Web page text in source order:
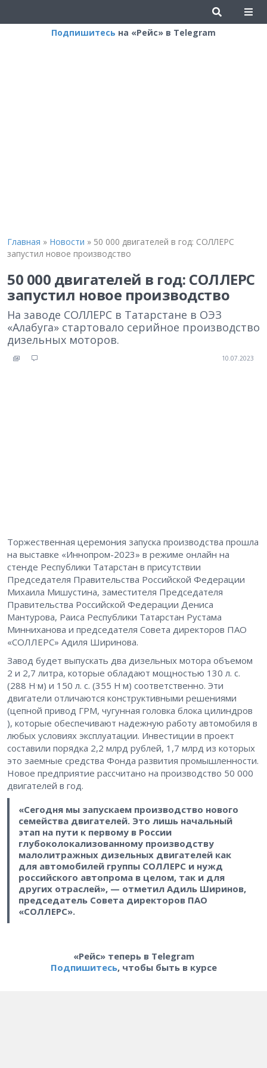
Подпишитесь на «Рейс» в Telegram
Главная » Новости » 50 000 двигателей в год: СОЛЛЕРС
запустил новое производство
50 000 двигателей в год: СОЛЛЕРС
запустил новое производство
На заводе СОЛЛЕРС в Татарстане в ОЭЗ
«Алабуга» стартовало серийное производство
дизельных моторов.
10.07.2023
Торжественная церемония запуска производства прошла
на выставке «Иннопром-2023» в режиме онлайн на
стенде Республики Татарстан в присутствии
Председателя Правительства Российской Федерации
Михаила Мишустина, заместителя Председателя
Правительства Российской Федерации Дениса
Мантурова, Раиса Республики Татарстан Рустама
Минниханова и председателя Совета директоров ПАО
«СОЛЛЕРС» Адиля Ширинова.
Завод будет выпускать два дизельных мотора объемом
2 и 2,7 литра, которые обладают мощностью 130 л. с.
(288 Н .м) и 150 л. с. (355 Н .м) соответственно. Эти
двигатели отличаются конструктивными решениями
(цепной привод ГРМ, чугунная головка блока цилиндров
), которые обеспечивают надежную работу автомобиля в
любых условиях эксплуатации. Инвестиции в проект
составили порядка 2,2 млрд рублей, 1,7 млрд из которых
это заемные средства Фонда развития промышленности.
Новое предприятие рассчитано на производство 50 000
двигателей в год.
«Сегодня мы запускаем производство нового
семейства двигателей. Это лишь начальный
этап на пути к первому в России
глубоколокализованному производству
малолитражных дизельных двигателей как
для автомобилей группы СОЛЛЕРС и нужд
российского автопрома в целом, так и для
других отраслей», — отметил Адиль Ширинов,
председатель Совета директоров ПАО
«СОЛЛЕРС».
«Рейс» теперь в Telegram
Подпишитесь, чтобы быть в курсе